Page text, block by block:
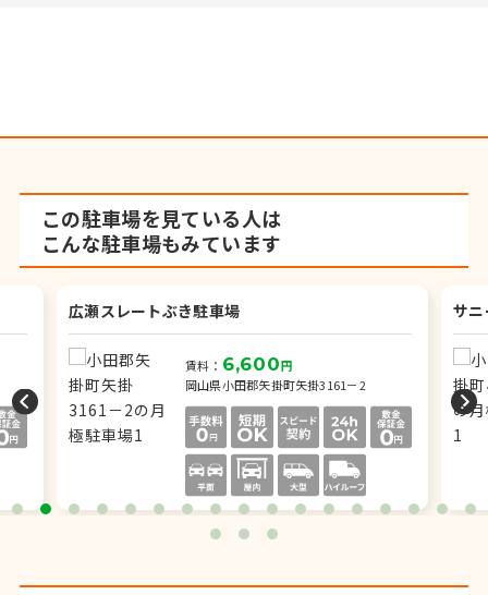
この駐車場を見ている人は
こんな駐車場もみています
広瀬スレートぶき駐車場
賃料： 6,600円
岡山県小田郡矢掛町矢掛3161－2
サ